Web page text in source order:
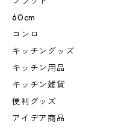
60cm
コンロ
キッチングッズ
キッチン用品
キッチン雑貨
便利グッズ
アイデア商品